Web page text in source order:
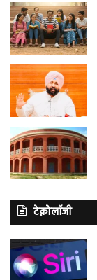
टेक्नोलॉजी